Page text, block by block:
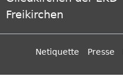
Freikirchen
Netiquette Presse